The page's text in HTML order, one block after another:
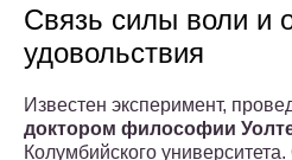
Связь силы воли и
удовольствия
Известен эксперимент,
доктором философии
Колумбийского